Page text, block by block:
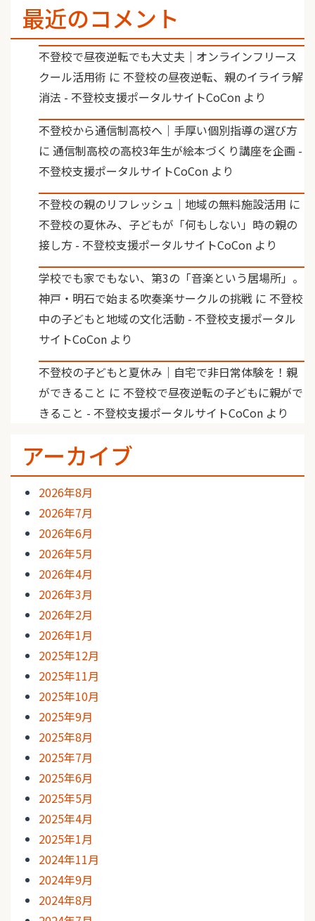
最近のコメント
不登校で昼夜逆転でも大丈夫｜オンラインフリース
クール活用術 に 不登校の昼夜逆転、親のイライラ解
消法 - 不登校支援ポータルサイトCoCon より
不登校から通信制高校へ｜手厚い個別指導の選び方
に 通信制高校の高校3年生が絵本づくり講座を企画 -
不登校支援ポータルサイトCoCon より
不登校の親のリフレッシュ｜地域の無料施設活用 に
不登校の夏休み、子どもが「何もしない」時の親の
接し方 - 不登校支援ポータルサイトCoCon より
学校でも家でもない、第3の「音楽という居場所」。
神戸・明石で始まる吹奏楽サークルの挑戦 に 不登校
中の子どもと地域の文化活動 - 不登校支援ポータル
サイトCoCon より
不登校の子どもと夏休み｜自宅で非日常体験を！親
ができること に 不登校で昼夜逆転の子どもに親がで
きること - 不登校支援ポータルサイトCoCon より
アーカイブ
2026年8月
2026年7月
2026年6月
2026年5月
2026年4月
2026年3月
2026年2月
2026年1月
2025年12月
2025年11月
2025年10月
2025年9月
2025年8月
2025年7月
2025年6月
2025年5月
2025年4月
2025年1月
2024年11月
2024年9月
2024年8月